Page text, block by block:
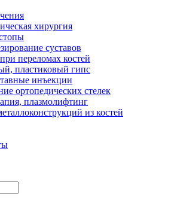
хирургия
суставов
переломах костей
пластиковый гипс
инъекции
ортопедических стелек
плазмолифтинг
из костей